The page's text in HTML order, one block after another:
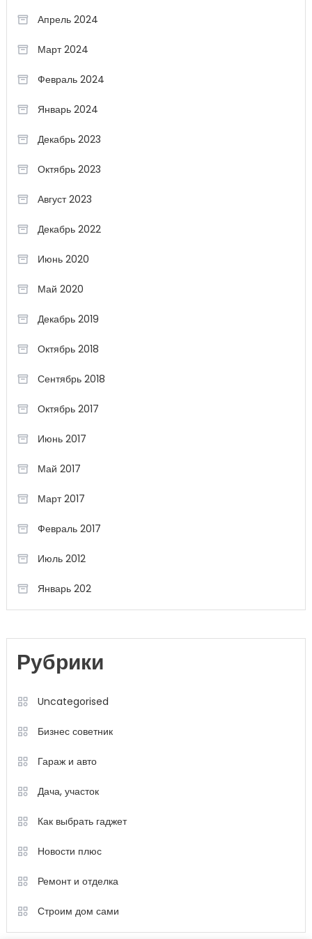
Апрель 2024
Март 2024
Февраль 2024
Январь 2024
Декабрь 2023
Октябрь 2023
Август 2023
Декабрь 2022
Июнь 2020
Май 2020
Декабрь 2019
Октябрь 2018
Сентябрь 2018
Октябрь 2017
Июнь 2017
Май 2017
Март 2017
Февраль 2017
Июль 2012
Январь 202
Рубрики
Uncategorised
Бизнес советник
Гараж и авто
Дача, участок
Как выбрать гаджет
Новости плюс
Ремонт и отделка
Строим дом сами